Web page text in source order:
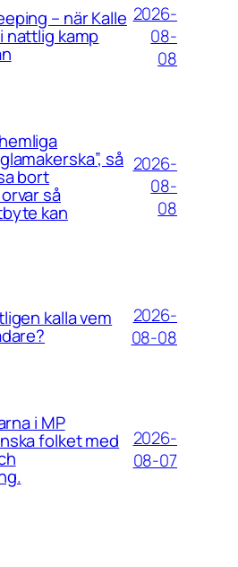
– när Kalle
nattlig kamp
2026-
08-
08
så
bort
så
kan
2026-
08-
08
kalla vem
2026-
08-08
i MP
folket med
2026-
08-07